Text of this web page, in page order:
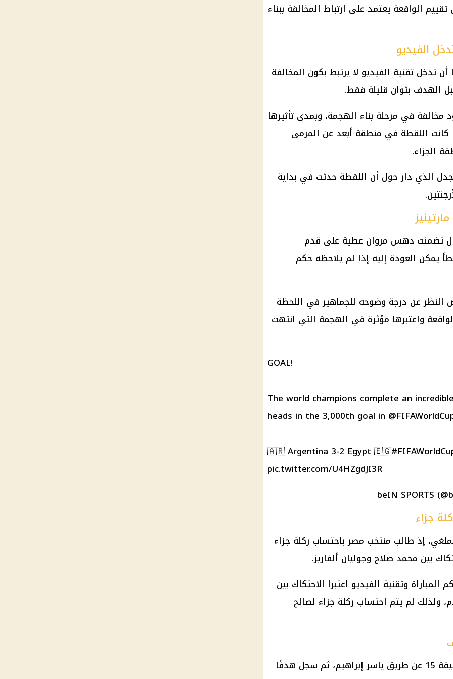
الواقعة يعتمد على ارتباط المخالفة ببناء
الفيديو
أن تدخل تقنية الفيديو لا يرتبط بكون المخالفة
الهدف بثوان قليلة فقط.
مخالفة في مرحلة بناء الهجمة، وبمدى تأثيرها
اللقطة في منطقة أبعد عن المرمى
الجزاء.
الذي دار حول أن اللقطة حدثت في بداية
.
تضمنت دهس مروان عطية على قدم
يمكن العودة إليه إذا لم يلاحظه حكم
عن درجة وضوحه للجماهير في اللحظة
واعتبرها مؤثرة في الهجمة التي انتهت
GOAL!
The world champions complete an
heads in the 3,000th goal in
🇦🇷 Argentina 3-2 Egypt 🇪🇬
pic.twitter.com/U4HZgdJI3R
جزاء
إذ طالب منتخب مصرباحتساب ركلة جزاء
بين محمد صلاح وجوليان ألفاريز.
وتقنية الفيديو اعتبرا الاحتكاك بين
ولذلك لم يتم احتساب ركلة جزاء لصالح
ياسر إبراهيم، ثم سجل هدفًا